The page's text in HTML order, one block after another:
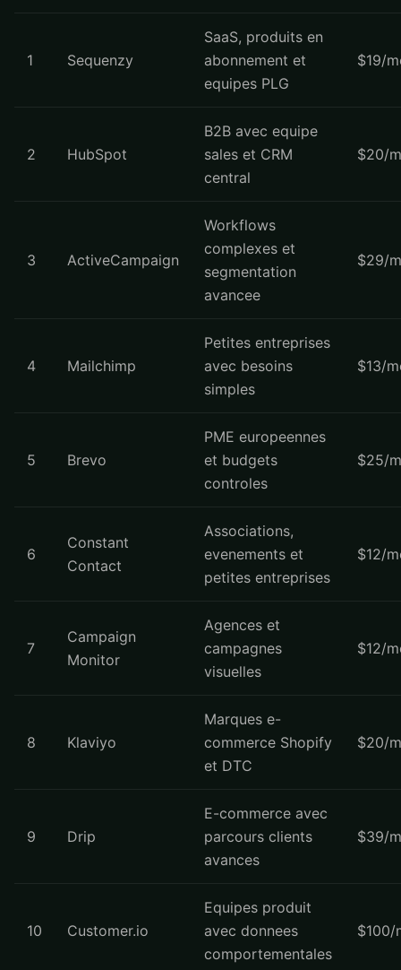
1 Sequenzy
SaaS, produits en
abonnement et
equipes PLG
$19/
2 HubSpot
B2B avec equipe
sales et CRM
central
$20/
3 ActiveCampaign
Workflows
complexes et
segmentation
avancee
$29/
4 Mailchimp
Petites entreprises
avec besoins
simples
$13/
5 Brevo
PME europeennes
et budgets
controles
$25/
6
Constant
Contact
Associations,
evenements et
petites entreprises
$12/
7
Campaign
Monitor
Agences et
campagnes
visuelles
$12/
8 Klaviyo
Marques e-
commerce Shopify
et DTC
$20/
9 Drip
E-commerce avec
parcours clients
avances
$39/
10 Customer.io
Equipes produit
avec donnees
comportementales
$100/